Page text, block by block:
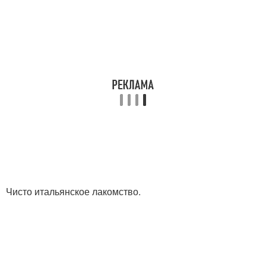
Чисто итальянское лакомство.